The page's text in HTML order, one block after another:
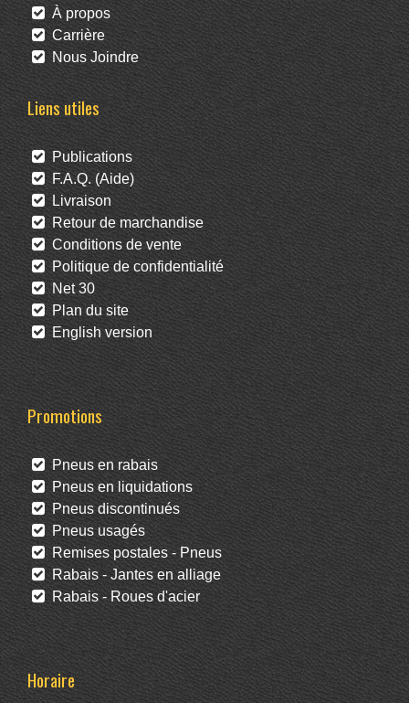
À propos
Carrière
Nous Joindre
Liens utiles
Publications
F.A.Q. (Aide)
Livraison
Retour de marchandise
Conditions de vente
Politique de confidentialité
Net 30
Plan du site
English version
Promotions
Pneus en rabais
Pneus en liquidations
Pneus discontinués
Pneus usagés
Remises postales - Pneus
Rabais - Jantes en alliage
Rabais - Roues d'acier
Horaire